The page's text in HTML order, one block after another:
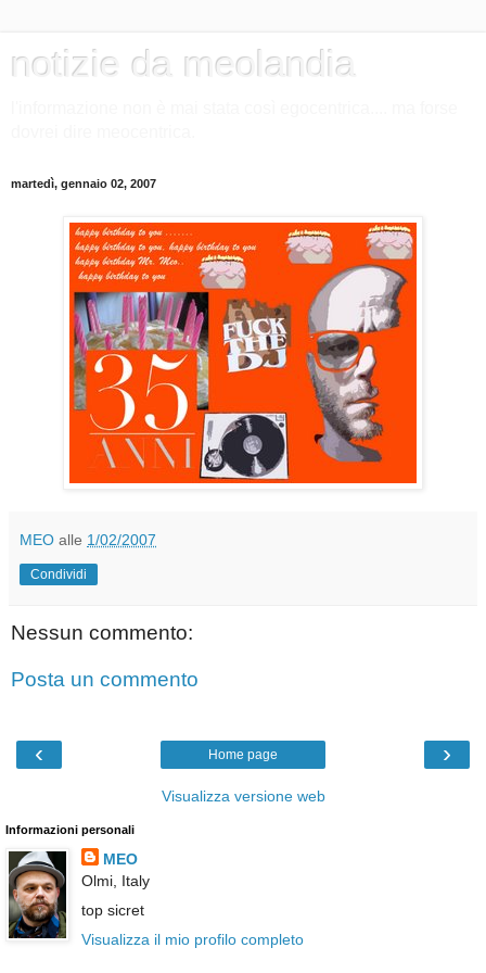
notizie da meolandia
martedì, gennaio 02, 2007
MEO alle 1/02/2007
Condividi
Nessun commento:
Posta un commento
‹ ›
Home page
Visualizza versione web
Informazioni personali
MEO
Olmi, Italy
top sicret
Visualizza il mio profilo completo